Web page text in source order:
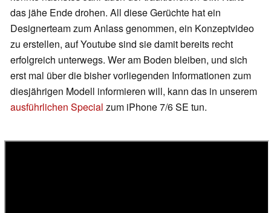
das jähe Ende drohen. All diese Gerüchte hat ein
Designerteam zum Anlass genommen, ein Konzeptvideo
zu erstellen, auf Youtube sind sie damit bereits recht
erfolgreich unterwegs. Wer am Boden bleiben, und sich
erst mal über die bisher vorliegenden Informationen zum
diesjährigen Modell informieren will, kann das in unserem
ausführlichen Special zum iPhone 7/6 SE tun.